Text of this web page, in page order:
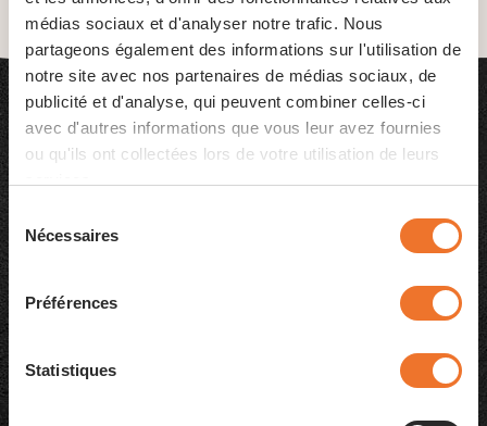
médias sociaux et d'analyser notre trafic. Nous
partageons également des informations sur l'utilisation de
notre site avec nos partenaires de médias sociaux, de
publicité et d'analyse, qui peuvent combiner celles-ci
avec d'autres informations que vous leur avez fournies
ou qu'ils ont collectées lors de votre utilisation de leurs
Nécessaires
Préférences
Statistiques
Créations de pâtes